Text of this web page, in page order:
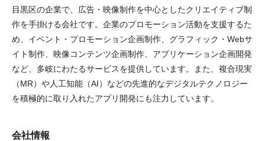
目黒区の企業で、広告・映像制作を中心としたクリエイティブ制
作を手掛ける会社です。企業のプロモーション活動を支援するた
め、イベント・プロモーション企画制作、グラフィック・Webサ
イト制作、映像コンテンツ企画制作、アプリケーション企画開発
など、多岐にわたるサービスを提供しています。また、複合現実
（MR）や人工知能（AI）などの先進的なデジタルテクノロジー
を積極的に取り入れたアプリ開発にも注力しています。
会社情報